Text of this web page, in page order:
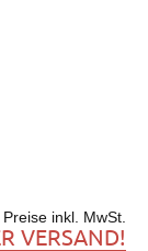
Preise inkl. MwSt.
VERSAND!